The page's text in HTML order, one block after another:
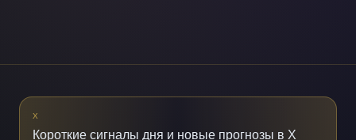
X
Короткие сигналы дня и новые прогнозы в X